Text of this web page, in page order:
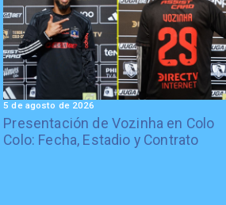
Presentación de Vozinha en Colo
Colo: Fecha, Estadio y Contrato
5 de agosto de 2026